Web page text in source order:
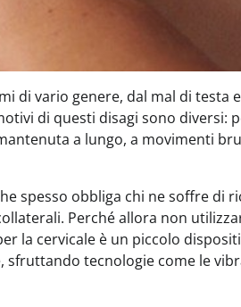
di vario genere, dal mal di testa
di questi disagi sono diversi:
a lungo, a movimenti
spesso obbliga chi ne soffre di
Perché allora non
la cervicale è un piccolo
sfruttando tecnologie come le